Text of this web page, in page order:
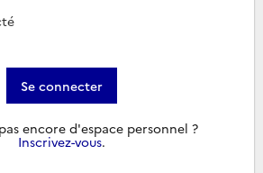
Se connecter
encore d'espace personnel ?
Inscrivez-vous.